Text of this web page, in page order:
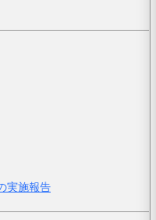
実施報告